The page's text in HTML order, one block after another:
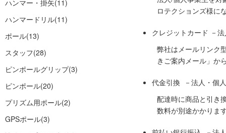
ハンマー・掛矢(11)
ハンマードリル(11)
ポール(13)
スタッフ(28)
ピンポールグリップ(3)
ピンポール(20)
プリズム用ポール(2)
GPSポール(3)
ロテクションズ様に
クレジットカード －
弊社はメールリンク
きご案内メール」か
代金引換 －法人・個
配達時に商品と引き
数料が別途かかりま